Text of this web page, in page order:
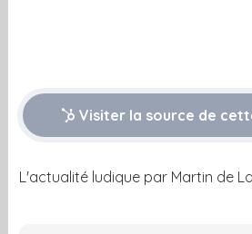
Visiter la source de
L'actualité ludique par Martin de